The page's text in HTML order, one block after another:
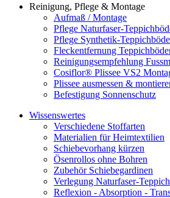
Reinigung, Pflege & Montage
Aufmaß / Montage
Pflege Naturfaser-
Pflege Synthetik-
Fleckentfernung
Reinigungsempfehlung
Cosiflor® Plissee VS2
Plissee ausmessen &
Befestigung Sonnenschutz
Wissenswertes
Verschiedene Stoffarten
Materialien für Heimtextilien
Schiebevorhang kürzen
Ösenrollos ohne Bohren
Zubehör Schiebegardinen
Verlegung Naturfaser-
Reflexion - Absorption -